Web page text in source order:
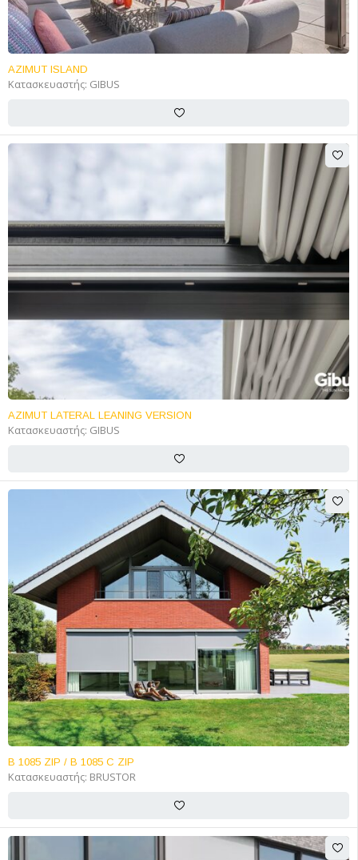
AZIMUT ISLAND
Κατασκευαστής: GIBUS
AZIMUT LATERAL LEANING VERSION
Κατασκευαστής: GIBUS
B 1085 ZIP / B 1085 C ZIP
Κατασκευαστής: BRUSTOR